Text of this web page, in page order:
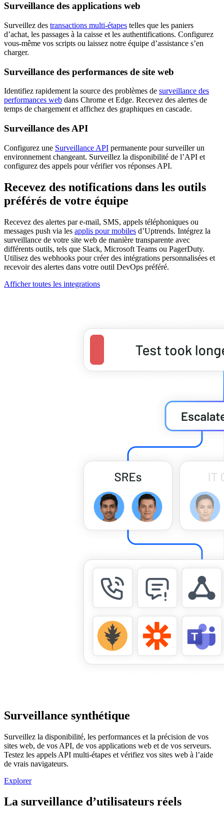
Surveillance des applications web
Surveillez des transactions multi-étapes telles que les paniers
d’achat, les passages à la caisse et les authentifications. Configurez
vous-même vos scripts ou laissez notre équipe d’assistance s’en
charger.
Surveillance des performances de site web
Identifiez rapidement la source des problèmes de surveillance des
performances web dans Chrome et Edge. Recevez des alertes de
temps de chargement et affichez des graphiques en cascade.
Surveillance des API
Configurez une Surveillance API permanente pour surveiller un
environnement changeant. Surveillez la disponibilité de l’API et
configurez des appels pour vérifier vos réponses API.
Recevez des notifications dans les outils
préférés de votre équipe
Recevez des alertes par e-mail, SMS, appels téléphoniques ou
messages push via les applis pour mobiles d’Uptrends. Intégrez la
surveillance de votre site web de manière transparente avec
différents outils, tels que Slack, Microsoft Teams ou PagerDuty.
Utilisez des webhooks pour créer des intégrations personnalisées et
recevoir des alertes dans votre outil DevOps préféré.
Afficher toutes les integrations
Surveillance synthétique
Surveillez la disponibilité, les performances et la précision de vos
sites web, de vos API, de vos applications web et de vos serveurs.
Testez les appels API multi-étapes et vérifiez vos sites web à l’aide
de vrais navigateurs.
Explorer
La surveillance d’utilisateurs réels